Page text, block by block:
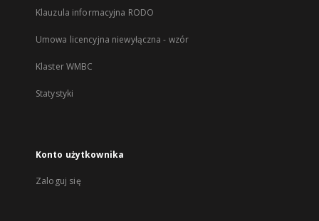
Klauzula informacyjna RODO
Umowa licencyjna niewyłączna - wzór
Klaster WMBC
Statystyki
Konto użytkownika
Zaloguj się